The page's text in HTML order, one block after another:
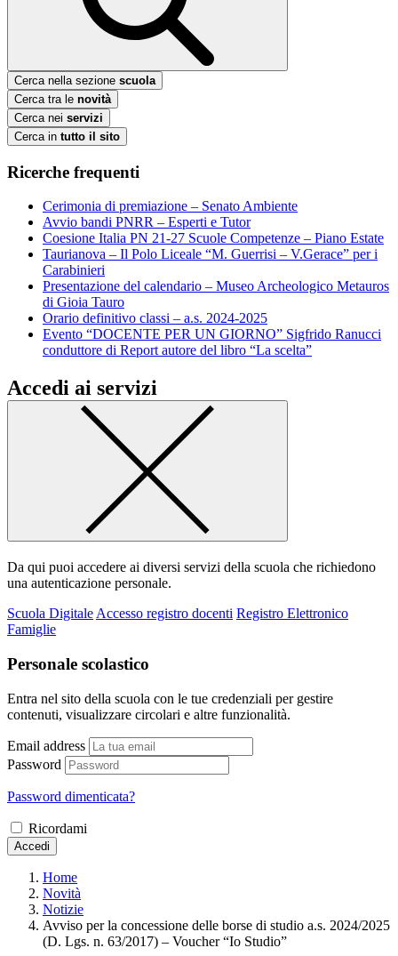
Cerca nella sezione scuola
Cerca tra le novità
Cerca nei servizi
Cerca in tutto il sito
Ricerche frequenti
Cerimonia di premiazione – Senato Ambiente
Avvio bandi PNRR – Esperti e Tutor
Coesione Italia PN 21-27 Scuole Competenze – Piano Estate
Taurianova – Il Polo Liceale “M. Guerrisi – V.Gerace” per i
Carabinieri
Presentazione del calendario – Museo Archeologico Metauros
di Gioia Tauro
Orario definitivo classi – a.s. 2024-2025
Evento “DOCENTE PER UN GIORNO” Sigfrido Ranucci
conduttore di Report autore del libro “La scelta”
Accedi ai servizi
Da qui puoi accedere ai diversi servizi della scuola che richiedono
una autenticazione personale.
Scuola Digitale Accesso registro docenti Registro Elettronico
Famiglie
Personale scolastico
Entra nel sito della scuola con le tue credenziali per gestire
contenuti, visualizzare circolari e altre funzionalità.
Email address
Password
Password dimenticata?
Ricordami
Accedi
Home
Novità
Notizie
Avviso per la concessione delle borse di studio a.s. 2024/2025
(D. Lgs. n. 63/2017) – Voucher “Io Studio”